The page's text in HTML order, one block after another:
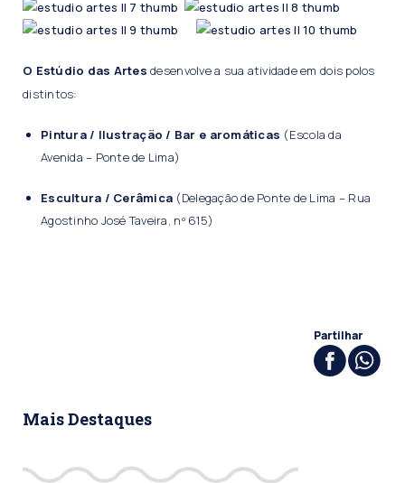
O Estúdio das Artes desenvolve a sua atividade em dois polos
distintos:
Pintura / Ilustração / Bar e aromáticas (Escola da
Avenida – Ponte de Lima)
Escultura / Cerâmica (Delegação de Ponte de Lima – Rua
Agostinho José Taveira, nº 615)
Partilhar
Mais Destaques